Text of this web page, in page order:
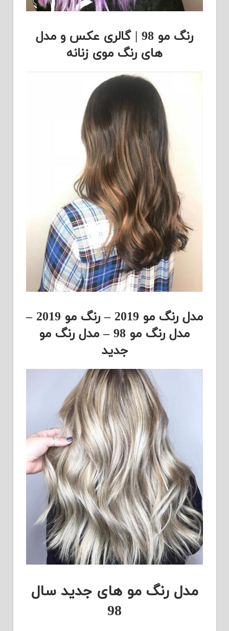
رنگ مو 98 | گالری عکس و مدل
های رنگ موی زنانه
مدل رنگ مو 2019 – رنگ مو 2019 –
مدل رنگ مو 98 – مدل رنگ مو
جدید
مدل رنگ مو های جدید سال
98